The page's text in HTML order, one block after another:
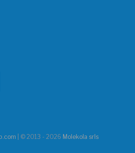
| © 2013 - 2026 Molekola srls